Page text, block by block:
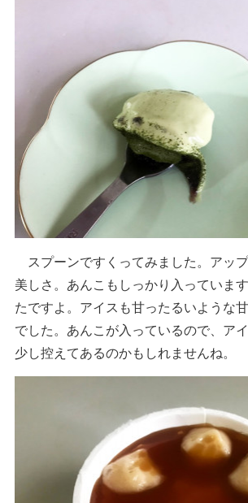
スプーンですくってみました。アッ
美しさ。あんこもしっかり入っていま
たですよ。アイスも甘ったるいような
でした。あんこが入っているので、ア
少し控えてあるのかもしれませんね。